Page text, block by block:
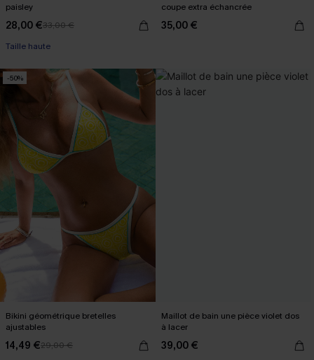
paisley
28,00 €33,00 €
Taille haute
coupe extra échancrée
35,00 €
-50%
Bikini géométrique bretelles
ajustables
14,49 €29,00 €
Maillot de bain une pièce violet dos
à lacer
39,00 €